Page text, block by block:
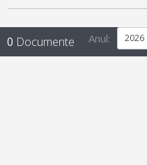
0 Documente Anul: